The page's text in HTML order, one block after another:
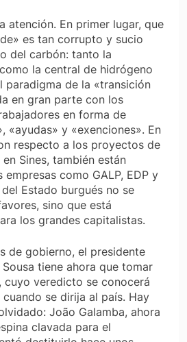
atención. En primer lugar, que
es tan corrupto y sucio
del carbón: tanto la
la central de hidrógeno
paradigma de la «transición
en gran parte con los
en forma de
«ayudas» y «exenciones». En
respecto a los proyectos de
Sines, también están
como GALP, EDP y
Estado burgués no se
sino que está
los grandes capitalistas.
de gobierno, el presidente
tiene ahora que tomar
cuyo veredicto se conocerá
se dirija al país. Hay
João Galamba, ahora
clavada para el